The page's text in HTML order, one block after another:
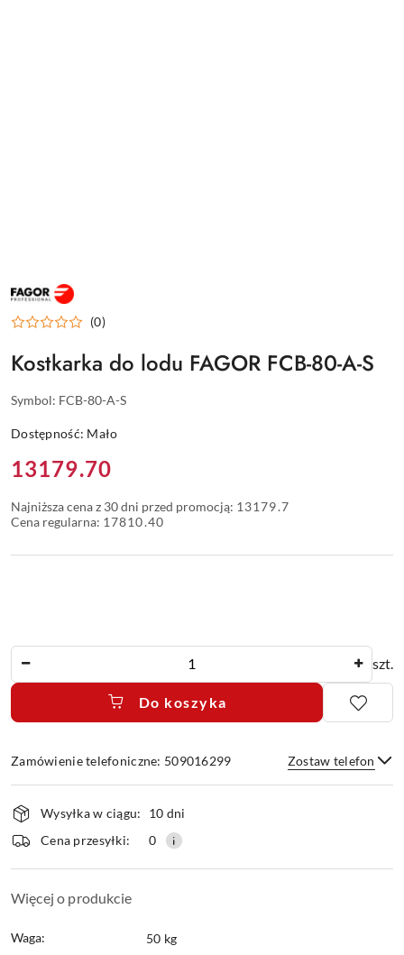
FAGOR
PROFESJONALNE
DLA
HOTELARSTWA
(0)
Kostkarka do lodu FAGOR FCB-80-A-S
Symbol: FCB-80-A-S
Dostępność: Mało
Cena:
13179.70
Najniższa cena z 30 dni przed promocją: 13179.7
Cena regularna: 17810.40
szt.
Do koszyka
Zamówienie telefoniczne: 509016299 Zostaw telefon
Wyślij
Dostępność
i
dostawa
Wysyłka w ciągu:
10 dni
Cena przesyłki:
0
Więcej o produkcie
Waga: 50 kg